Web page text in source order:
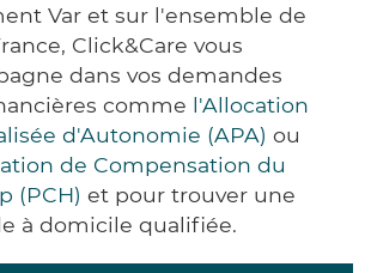
Var et sur l'ensemble de
Click&Care vous
dans vos demandes
comme l'Allocation
d'Autonomie (APA) ou
de Compensation du
(PCH) et pour trouver une
à domicile qualifiée.